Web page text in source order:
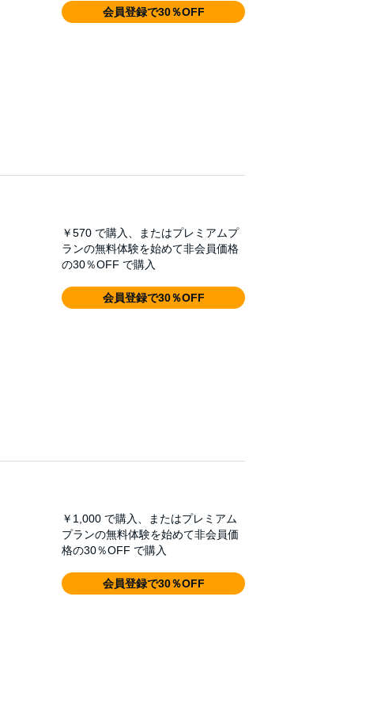
会員登録で30％OFF
￥570 で購入、またはプレミアムプ
ランの無料体験を始めて非会員価格
の30％OFF で購入
会員登録で30％OFF
￥1,000 で購入、またはプレミアム
プランの無料体験を始めて非会員価
格の30％OFF で購入
会員登録で30％OFF